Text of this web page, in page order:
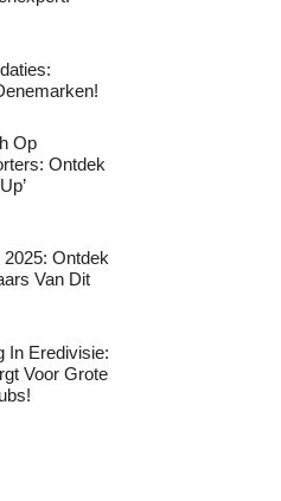
Op
Ontdek
Ontdek
Van Dit
In Eredivisie:
Voor Grote